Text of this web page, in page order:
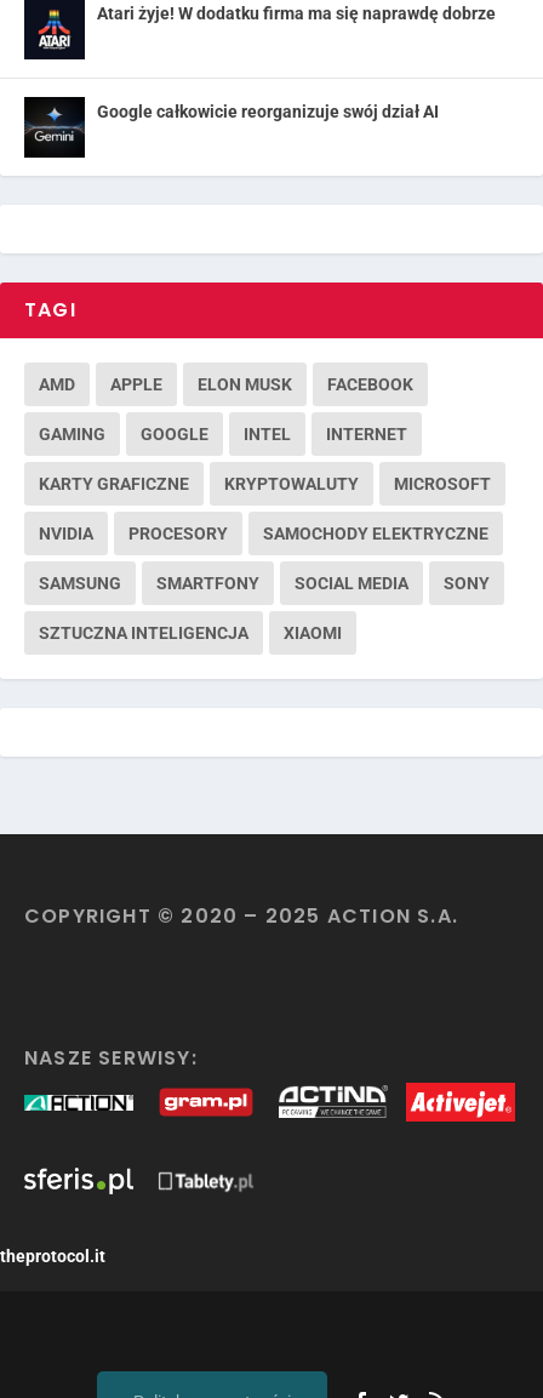
Atari żyje! W dodatku firma ma się naprawdę dobrze
Google całkowicie reorganizuje swój dział AI
TAGI
AMD APPLE ELON MUSK FACEBOOK
GAMING GOOGLE INTEL INTERNET
KARTY GRAFICZNE KRYPTOWALUTY MICROSOFT
NVIDIA PROCESORY SAMOCHODY ELEKTRYCZNE
SAMSUNG SMARTFONY SOCIAL MEDIA SONY
SZTUCZNA INTELIGENCJA XIAOMI
COPYRIGHT © 2020 – 2025 ACTION S.A.
NASZE SERWISY:
theprotocol.it